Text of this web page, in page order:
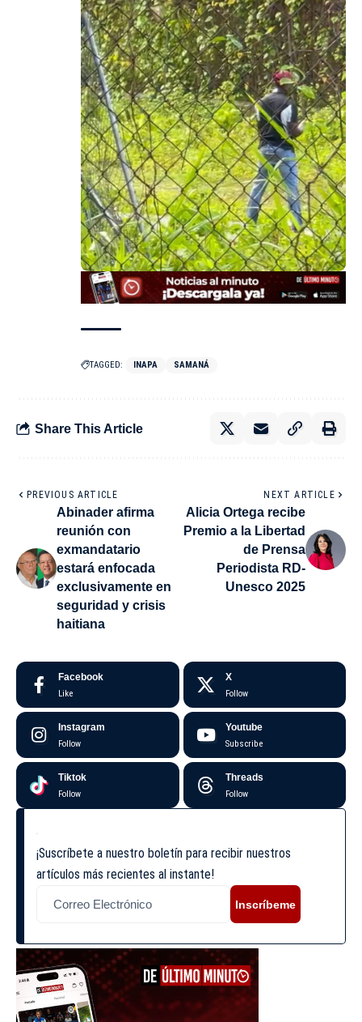
TAGGED: INAPA SAMANÁ
Share This Article
PREVIOUS ARTICLE
Abinader afirma
reunión con
exmandatario
estará enfocada
exclusivamente en
seguridad y crisis
haitiana
NEXT ARTICLE
Alicia Ortega recibe
Premio a la Libertad
de Prensa
Periodista RD-
Unesco 2025
Facebook
Like
X
Follow
Instagram
Follow
Youtube
Subscribe
Tiktok
Follow
Threads
Follow
¡Suscríbete a nuestro boletín para recibir nuestros
artículos más recientes al instante!
Inscríbeme